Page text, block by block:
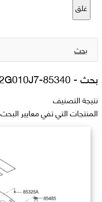
غلق
بحث
بحث -85340-2G010J7
نتيجة التصنيف
المنتجات التي تفي معايير البحث